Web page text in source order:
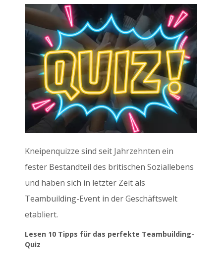
Kneipenquizze sind seit Jahrzehnten ein
fester Bestandteil des britischen Soziallebens
und haben sich in letzter Zeit als
Teambuilding-Event in der Geschäftswelt
etabliert.
Lesen 10 Tipps für das perfekte Teambuilding-
Quiz